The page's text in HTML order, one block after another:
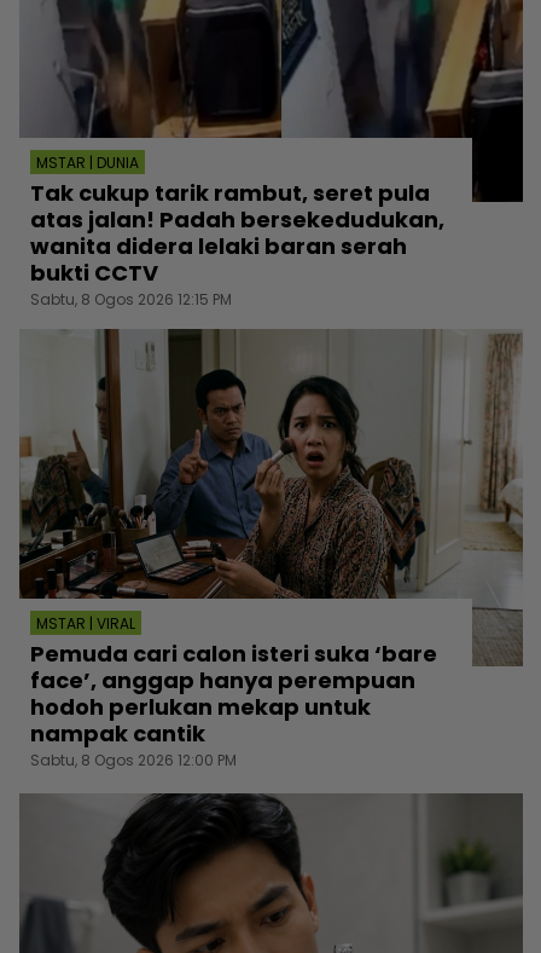
MSTAR | DUNIA
Tak cukup tarik rambut, seret pula
atas jalan! Padah bersekedudukan,
wanita didera lelaki baran serah
bukti CCTV
Sabtu, 8 Ogos 2026 12:15 PM
MSTAR | VIRAL
Pemuda cari calon isteri suka ‘bare
face’, anggap hanya perempuan
hodoh perlukan mekap untuk
nampak cantik
Sabtu, 8 Ogos 2026 12:00 PM